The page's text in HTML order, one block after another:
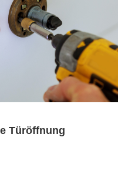
Türöffnung